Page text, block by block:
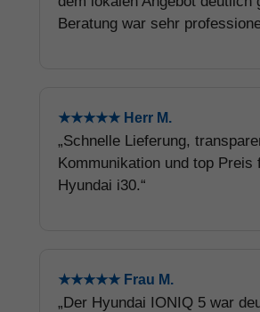
Beratung war sehr
★★★★★ Herr M.
„Schnelle Lieferung,
Kommunikation und top Preis
Hyundai i30.“
★★★★★ Frau M.
„Der Hyundai IONIQ 5 war